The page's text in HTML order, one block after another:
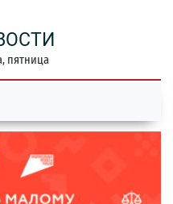
пятница